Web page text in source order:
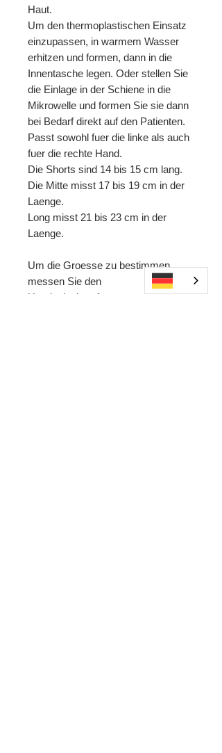
Haut.
Um den thermoplastischen Einsatz
einzupassen, in warmem Wasser
erhitzen und formen, dann in die
Innentasche legen. Oder stellen Sie
die Einlage in der Schiene in die
Mikrowelle und formen Sie sie dann
bei Bedarf direkt auf den Patienten.
Passt sowohl fuer die linke als auch
fuer die rechte Hand.
Die Shorts sind 14 bis 15 cm lang.
Die Mitte misst 17 bis 19 cm in der
Laenge.
Long misst 21 bis 23 cm in der
Laenge.
Um die Groesse zu bestimmen,
messen Sie den
Handgelenkumfang.